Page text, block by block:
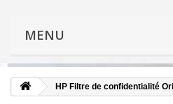
MENU
HP Filtre de confidentialité